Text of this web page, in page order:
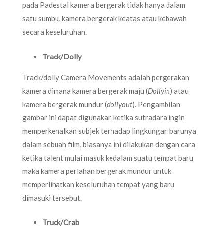
pada Padestal kamera bergerak tidak hanya dalam
satu sumbu, kamera bergerak keatas atau kebawah
secara keseluruhan.
Track/Dolly
Track/dolly Camera Movements adalah pergerakan
kamera dimana kamera bergerak maju (Dollyin) atau
kamera bergerak mundur (dollyout). Pengambilan
gambar ini dapat digunakan ketika sutradara ingin
memperkenalkan subjek terhadap lingkungan barunya
dalam sebuah film, biasanya ini dilakukan dengan cara
ketika talent mulai masuk kedalam suatu tempat baru
maka kamera perlahan bergerak mundur untuk
memperlihatkan keseluruhan tempat yang baru
dimasuki tersebut.
Truck/Crab